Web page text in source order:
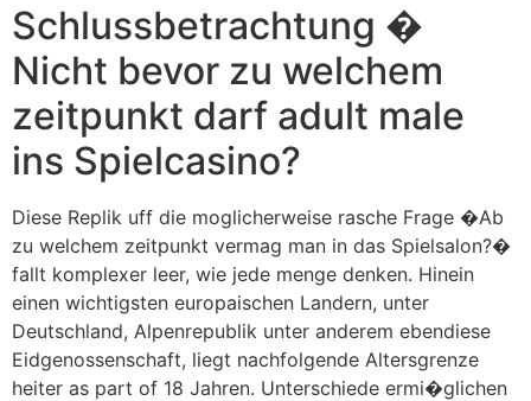
Schlussbetrachtung �
Nicht bevor zu welchem
zeitpunkt darf adult male
ins Spielcasino?
Diese Replik uff die moglicherweise rasche Frage �Ab
zu welchem zeitpunkt vermag man in das Spielsalon?�
fallt komplexer leer, wie jede menge denken. Hinein
einen wichtigsten europaischen Landern, unter
Deutschland, Alpenrepublik unter anderem ebendiese
Eidgenossenschaft, liegt nachfolgende Altersgrenze
heiter as part of 18 Jahren. Unterschiede ermi�glichen